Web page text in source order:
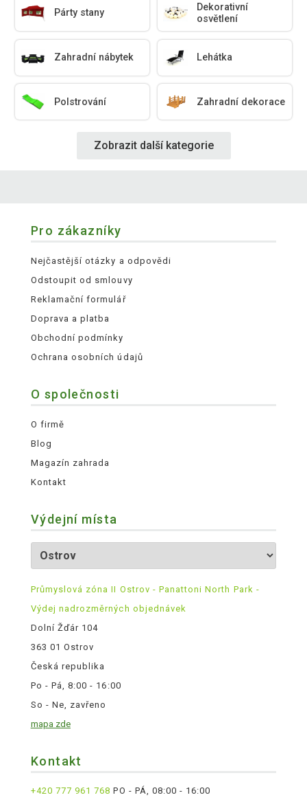
Párty stany
Dekorativní
osvětlení
Zahradní nábytek Lehátka
Polstrování Zahradní dekorace
Zobrazit další kategorie
Pro zákazníky
Nejčastější otázky a odpovědi
Odstoupit od smlouvy
Reklamační formulář
Doprava a platba
Obchodní podmínky
Ochrana osobních údajů
O společnosti
O firmě
Blog
Magazín zahrada
Kontakt
Výdejní místa
Průmyslová zóna II Ostrov - Panattoni North Park -
Výdej nadrozměrných objednávek
Dolní Žďár 104
363 01 Ostrov
Česká republika
Po - Pá, 8:00 - 16:00
So - Ne, zavřeno
mapa zde
Kontakt
+420 777 961 768 PO - PÁ, 08:00 - 16:00